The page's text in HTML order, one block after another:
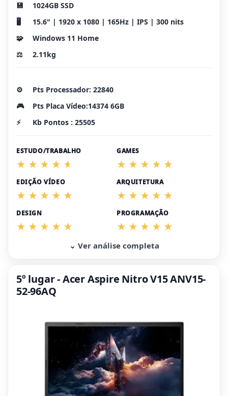
💾
1024GB SSD
🖥️
15.6" | 1920 x 1080 | 165Hz | IPS | 300 nits
🧩
Windows 11 Home
⚖️
2.11kg
⚙️
Pts Processador: 22840
🎮
Pts Placa Vídeo:14374 6GB
⚡
Kb Pontos : 25505
ESTUDO/TRABALHO GAMES
EDIÇÃO VÍDEO ARQUITETURA
DESIGN PROGRAMAÇÃO
⌄ Ver análise completa
5º lugar - Acer Aspire Nitro V15 ANV15-
52-96AQ